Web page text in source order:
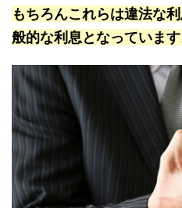
もちろんこれらは違法な
般的な利息となっています